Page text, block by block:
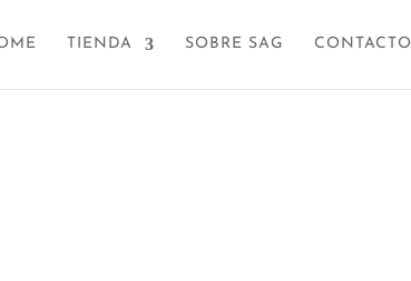
TIENDA SOBRE SAG CONTACTO